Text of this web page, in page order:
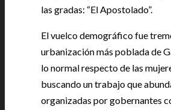
las gradas: “El Apostolado”.
El vuelco demográfico fue
urbanización más poblada de
lo normal respecto de las
buscando un trabajo que
organizadas por gobernantes